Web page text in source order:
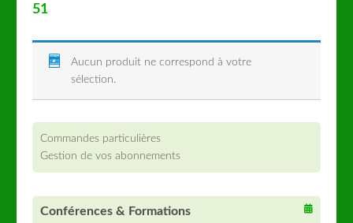
51
Aucun produit ne correspond à votre
sélection.
Commandes particulières
Gestion de vos abonnements
Conférences & Formations